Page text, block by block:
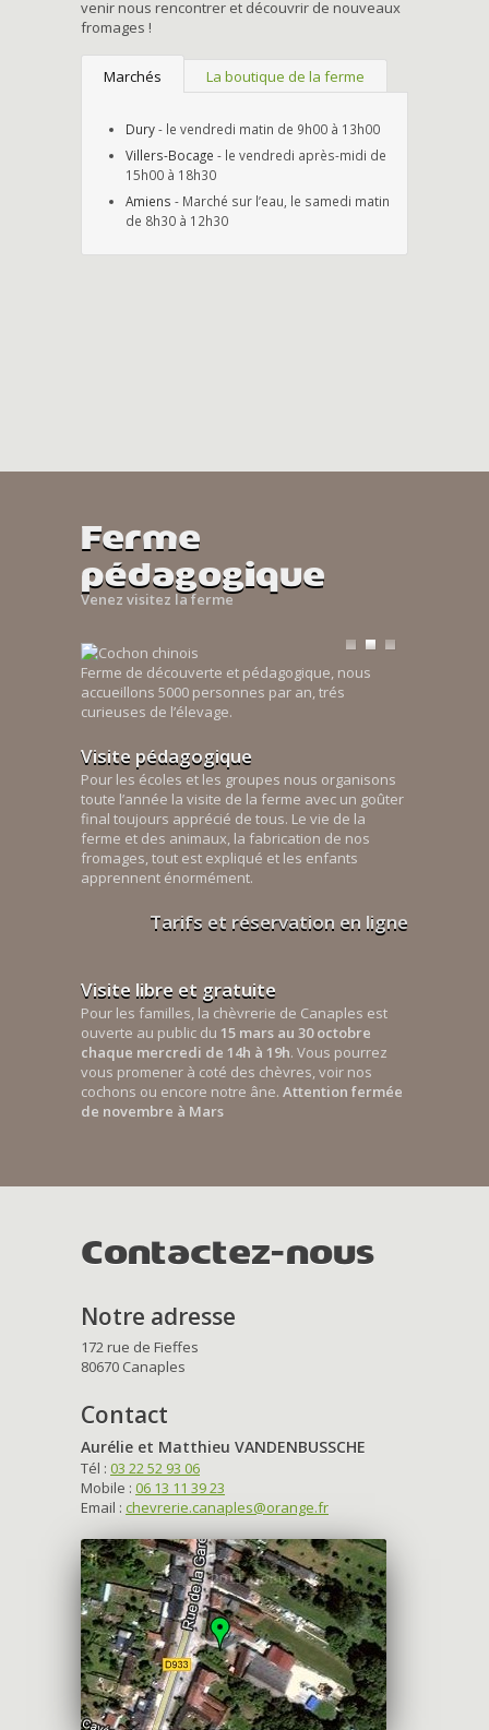
venir nous rencontrer et découvrir de nouveaux
fromages !
Marchés La boutique de la ferme
Dury- le vendredi matin de 9h00 à 13h00
Villers-Bocage - le vendredi après-midi de
15h00 à 18h30
Amiens - Marché sur l’eau, le samedi matin
de 8h30 à 12h30
Ferme
pédagogique
Venez visitez la ferme
Ferme de découverte et pédagogique, nous
accueillons 5000 personnes par an, trés
curieuses de l’élevage.
Visite pédagogique
Pour les écoles et les groupes nous organisons
toute l’année la visite de la ferme avec un goûter
final toujours apprécié de tous. Le vie de la
ferme et des animaux, la fabrication de nos
fromages, tout est expliqué et les enfants
apprennent énormément.
Tarifs et réservation en ligne
Visite libre et gratuite
Pour les familles, la chèvrerie de Canaples est
ouverte au public du 15 mars au 30 octobre
chaque mercredi de 14h à 19h. Vous pourrez
vous promener à coté des chèvres, voir nos
cochons ou encore notre âne. Attention fermée
de novembre à Mars
Contactez-nous
Notre adresse
172 rue de Fieffes
80670 Canaples
Contact
Aurélie et Matthieu VANDENBUSSCHE
Tél : 03 22 52 93 06
Mobile : 06 13 11 39 23
Email : chevrerie.canaples@orange.fr